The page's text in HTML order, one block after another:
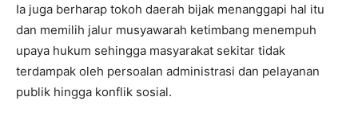
Ia juga berharap tokoh daerah bijak menanggapi hal itu
dan memilih jalur musyawarah ketimbang menempuh
upaya hukum sehingga masyarakat sekitar tidak
terdampak oleh persoalan administrasi dan pelayanan
publik hingga konflik sosial.